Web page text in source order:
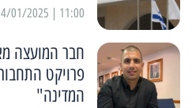
11:00 | 14/01/2025
חבר המועצה
פרויקט
המדינה"